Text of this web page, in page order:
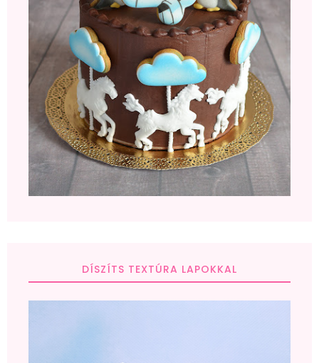
DÍSZÍTS TEXTÚRA LAPOKKAL